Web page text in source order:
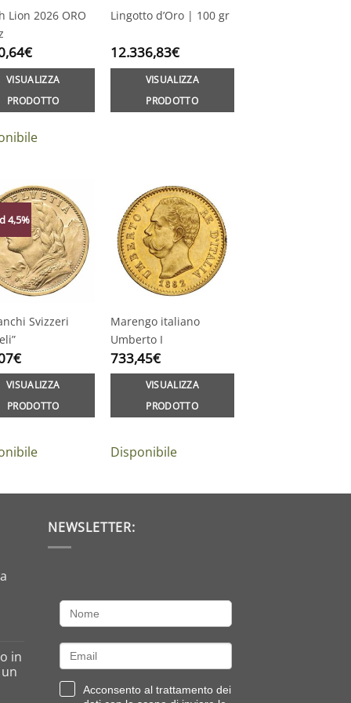
Lion 2026 ORO
€
VISUALIZZA
PRODOTTO
Lingotto d’Oro | 100 gr
12.336,83€
VISUALIZZA
PRODOTTO
4,5%
Svizzeri
€
VISUALIZZA
PRODOTTO
Marengo italiano
Umberto I
733,45€
VISUALIZZA
PRODOTTO
Disponibile
in
NEWSLETTER:
Acconsento al trattamento dei